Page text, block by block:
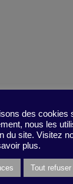
des cookies
nous les
du site. Visitez
plus.
Tout refuser